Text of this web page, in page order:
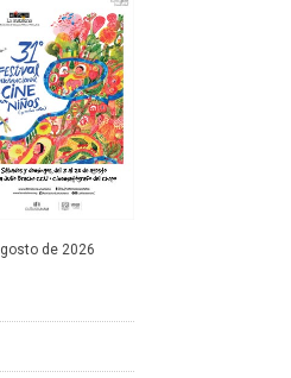
de 2026